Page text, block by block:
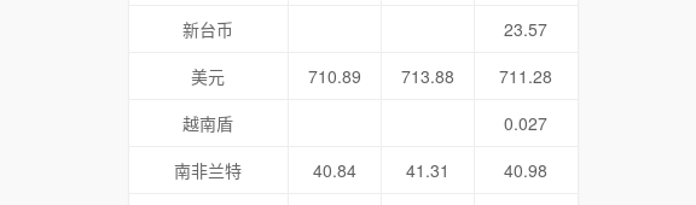
新台币
23.57
美元
710.89 713.88
711.28
越南盾
0.027
南非兰特
40.84 41.31 40.98